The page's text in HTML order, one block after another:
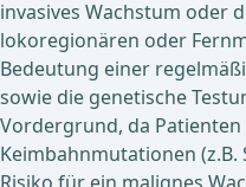
invasives Wachstum oder
lokoregionären oder
Bedeutung einer
sowie die genetische
Vordergrund, da
Keimbahnmutationen (z.B.